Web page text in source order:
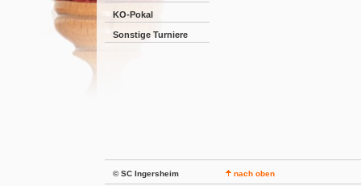
KO-Pokal
Sonstige Turniere
© SC Ingersheim nach oben